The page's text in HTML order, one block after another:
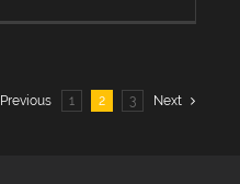
Previous 1 2 3 Next